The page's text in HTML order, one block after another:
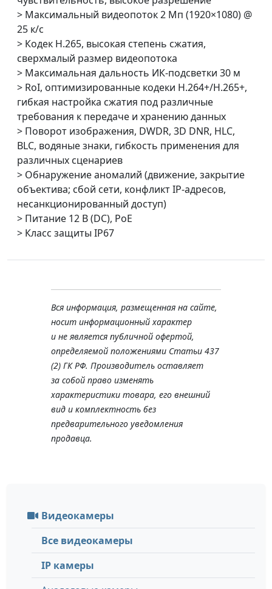
> Максимальный видеопоток 2 Мп (1920×1080) @
25 к/с
> Кодек H.265, высокая степень сжатия,
сверхмалый размер видеопотока
> Максимальная дальность ИК-подсветки 30 м
> RoI, оптимизированные кодеки H.264+/H.265+,
гибкая настройка сжатия под различные
требования к передаче и хранению данных
> Поворот изображения, DWDR, 3D DNR, HLC,
BLC, водяные знаки, гибкость применения для
различных сценариев
> Обнаружение аномалий (движение, закрытие
объектива; сбой сети, конфликт IP-адресов,
несанкционированный доступ)
> Питание 12 В (DC), PoE
> Класс защиты IP67
Вся информация, размещенная на сайте,
носит информационный характер
и не является публичной офертой,
определяемой положениями Статьи 437
(2) ГК РФ. Производитель оставляет
за собой право изменять
характеристики товара, его внешний
вид и комплектность без
предварительного уведомления
продавца.
Видеокамеры
Все видеокамеры
IP камеры